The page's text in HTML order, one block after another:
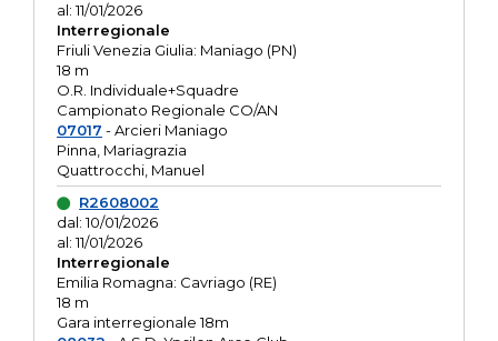
al: 11/01/2026
Interregionale
Friuli Venezia Giulia: Maniago (PN)
18 m
O.R. Individuale+Squadre
Campionato Regionale CO/AN
07017 - Arcieri Maniago
Pinna, Mariagrazia
Quattrocchi, Manuel
R2608002
dal: 10/01/2026
al: 11/01/2026
Interregionale
Emilia Romagna: Cavriago (RE)
18 m
Gara interregionale 18m